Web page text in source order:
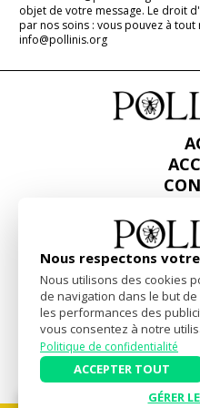
objet de votre message. Le droit
par nos soins : vous pouvez à tout
info@pollinis.org
Facebook
Mentions Légales-
Website
Nous respectons
Nous utilisons des cookies
de navigation dans le but
les performances des
vous consentez à notre
Politique de confidentialité
ACCEPTER TOUT
GÉRER